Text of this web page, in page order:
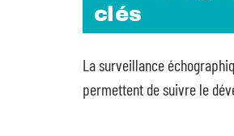
clés
La surveillance
permettent de suivre le